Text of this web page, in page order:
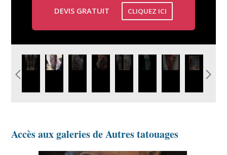
DEVIS GRATUIT CLIQUEZ ICI
15179170_1027176257410764_3492819739424694478_n.jpg
graphicaderme-avignon-skull-flwer-fleur-
féminin-tatouage.jpg
graphicaderme-avignon-vaucluse-skull-
montre-gousset-tatouage.jpg
graphicaderme-avignon-cantal-
skull-crâne-tatouage-paca.jpg
graphicaderme-avignon-
skull-arabesque-horloge-
idee-tatouage-crane-
couleur-new-
idee-
tatouage-
image-
tatouage-
Accès aux galeries de Autres tatouages